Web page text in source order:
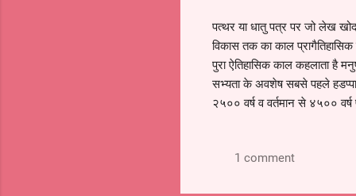
irrigation and energy
(C) Cooperation and
4.Plan
which was introduced in
(A) first (B) second (C) third
established?
पत्थर या धातु पत्र पर जो लेख
विकास तक का काल
पुरा ऐतिहासिक काल कहलाता है
सभ्यता के अवशेष सबसे पहले
२५०० वर्ष व वर्तमान से ४५००
पंजाबलोथल
1 comment